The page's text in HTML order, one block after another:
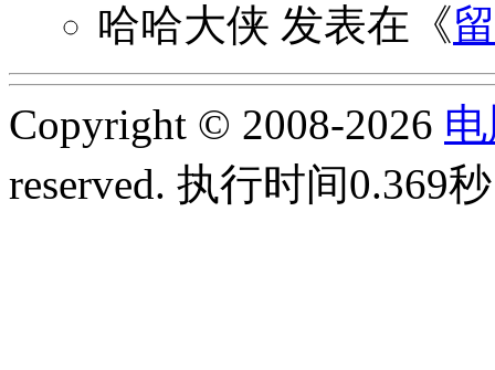
哈哈大侠 发表在《
Copyright © 2008-2026
reserved. 执行时间0.369秒